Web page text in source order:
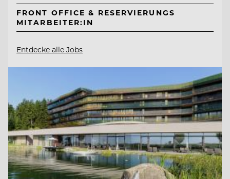
FRONT OFFICE & RESERVIERUNGS
MITARBEITER:IN
Entdecke alle Jobs